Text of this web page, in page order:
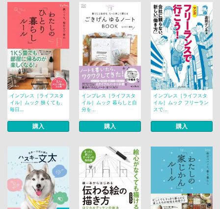
インプレス［ライフスタ
イル］ムック 狭くても、
毎日...
購入
インプレス［ライフスタ
イル］ムック 暮らしと自
分を...
購入
インプレス［ライフスタ
イル］ムック フリーラン
スで...
購入